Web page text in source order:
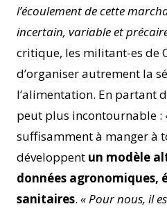
l’écoulement de cette
incertain, variable et
critique, les militant-es de
d’organiser autrement la
l’alimentation. En partant
peut plus incontournable :
suffisamment à manger à
développent un modèle
données agronomiques,
sanitaires. « Pour nous, il